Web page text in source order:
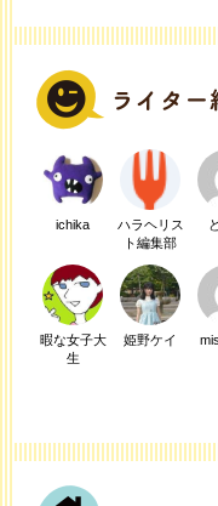
ichika
ハラヘリス
ト編集部
暇な女子大
生
姫野ケイ